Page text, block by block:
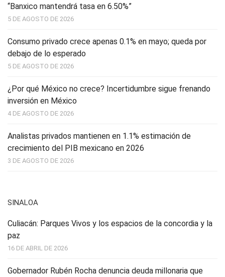
“Banxico mantendrá tasa en 6.50%”
5 DE AGOSTO DE 2026
Consumo privado crece apenas 0.1% en mayo; queda por
debajo de lo esperado
5 DE AGOSTO DE 2026
¿Por qué México no crece? Incertidumbre sigue frenando
inversión en México
4 DE AGOSTO DE 2026
Analistas privados mantienen en 1.1% estimación de
crecimiento del PIB mexicano en 2026
3 DE AGOSTO DE 2026
SINALOA
Culiacán: Parques Vivos y los espacios de la concordia y la
paz
16 DE ABRIL DE 2026
Gobernador Rubén Rocha denuncia deuda millonaria que